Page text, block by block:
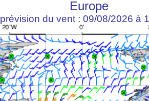
Europe
prévision du vent : 09/08/2026 à